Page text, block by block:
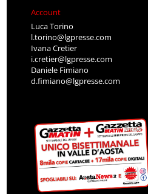
Account
Luca Torino
l.torino@lgpresse.com
Ivana Cretier
i.cretier@lgpresse.com
Daniele Fimiano
d.fimiano@lgpresse.com